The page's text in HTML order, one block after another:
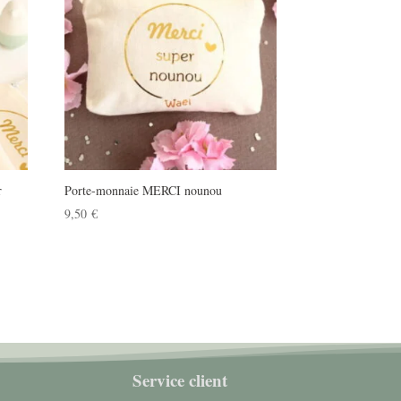
Porte-monnaie MERCI nounou
9,50€
Service client